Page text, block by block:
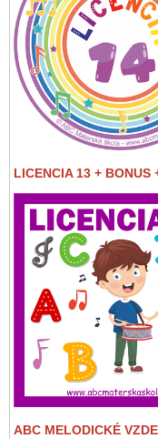
LICENCIA 13 + BONUS
ABC MELODICKÉ